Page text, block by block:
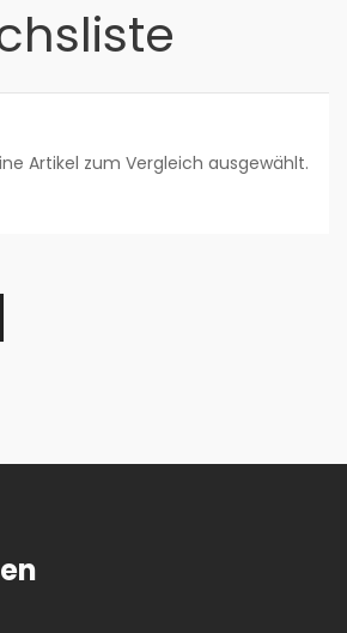
Artikel zum Vergleich ausgewählt.